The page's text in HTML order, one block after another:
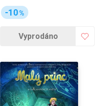
-10%
Vyprodáno